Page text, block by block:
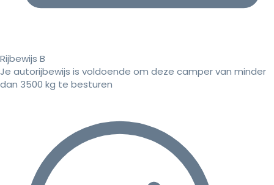
Rijbewijs B
Je autorijbewijs is voldoende om deze camper van minder
dan 3500 kg te besturen